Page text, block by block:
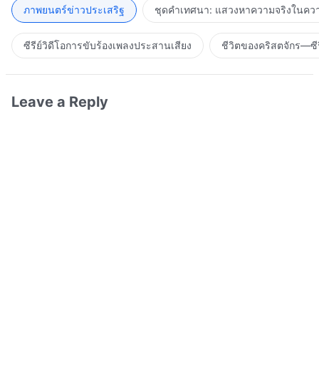
ภาพยนตร์ข่าวประเสริฐ ชุดคำเทศนา: แสวงหาความจริงในคว
ซีรีย์วิดีโอการขับร้องเพลงประสานเสียง ชีวิตของคริสตจักร—ซี
Leave a Reply